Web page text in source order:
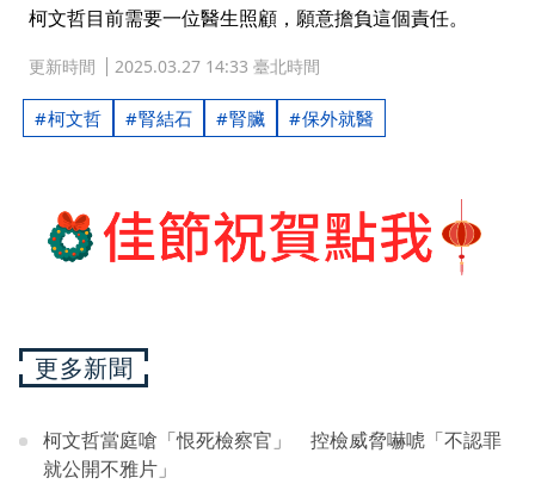
柯文哲目前需要一位醫生照顧，願意擔負這個責任。
更新時間 2025.03.27 14:33 臺北時間
柯文哲 腎結石 腎臟 保外就醫
更多新聞
柯文哲當庭嗆「恨死檢察官」 控檢威脅嚇唬「不認罪
就公開不雅片」